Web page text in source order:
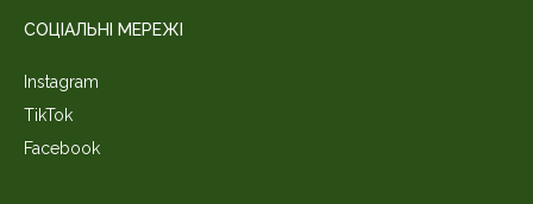
СОЦІАЛЬНІ МЕРЕЖІ
Instagram
TikTok
Facebook